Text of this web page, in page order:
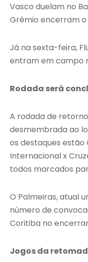
Vasco duelam no
Grêmio encerram
Já na sexta-feira,
entram em campo
Rodada será
A rodada de
desmembrada ao
os destaques estão
Internacional x
todos marcados
O Palmeiras, atual
número de
Coritiba no
Jogos da